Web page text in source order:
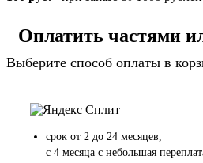
Оплатить частями
Выберите способ оплаты в
срок от 2 до 24 месяцев,
с 4 месяца с небольшая